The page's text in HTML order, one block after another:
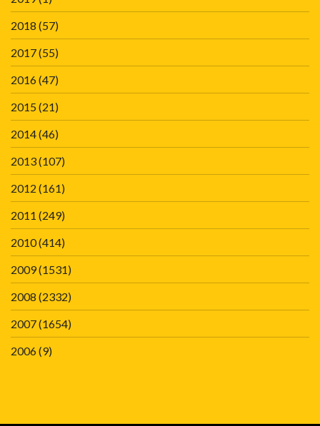
2018 (57)
2017(55)
2016(47)
2015(21)
2014(46)
2013(107)
2012 (161)
2011 (249)
2010(414)
2009(1531)
2008 (2332)
2007(1654)
2006(9)